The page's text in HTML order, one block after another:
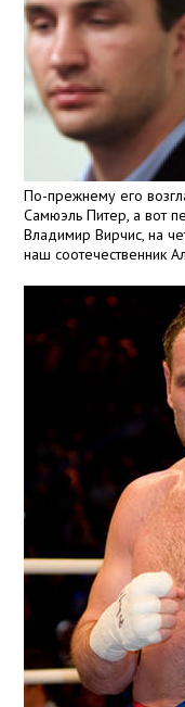
По-прежнему его
Самюэль Питер, а вот
Владимир Вирчис, на
наш соотечественник